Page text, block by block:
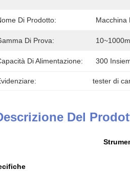
Di Prodotto: Macchina
Di Prova:
Di Alimentazione: 300
tester di
Del